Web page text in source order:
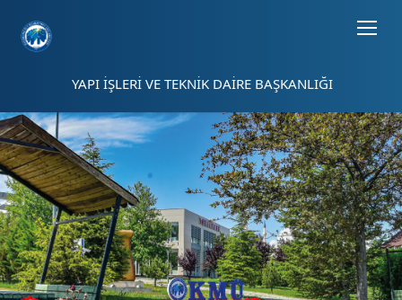
YAPI İŞLERİ VE TEKNİK DAİRE BAŞKANLIĞI